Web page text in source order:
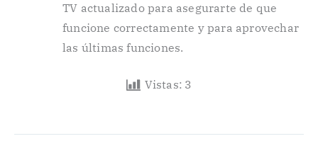
TV actualizado para asegurarte de que
funcione correctamente y para aprovechar
las últimas funciones.
Vistas: 3